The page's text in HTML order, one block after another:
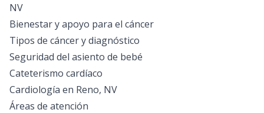
NV
Bienestar y apoyo para el cáncer
Tipos de cáncer y diagnóstico
Seguridad del asiento de bebé
Cateterismo cardíaco
Cardiología en Reno, NV
Áreas de atención